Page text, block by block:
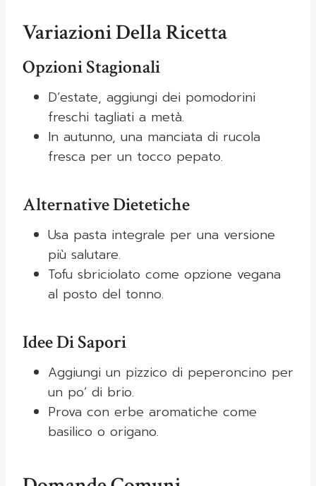
Variazioni Della Ricetta
Opzioni Stagionali
D’estate, aggiungi dei pomodorini
freschi tagliati a metà.
In autunno, una manciata di rucola
fresca per un tocco pepato.
Alternative Dietetiche
Usa pasta integrale per una versione
più salutare.
Tofu sbriciolato come opzione vegana
al posto del tonno.
Idee Di Sapori
Aggiungi un pizzico di peperoncino per
un po’ di brio.
Prova con erbe aromatiche come
basilico o origano.